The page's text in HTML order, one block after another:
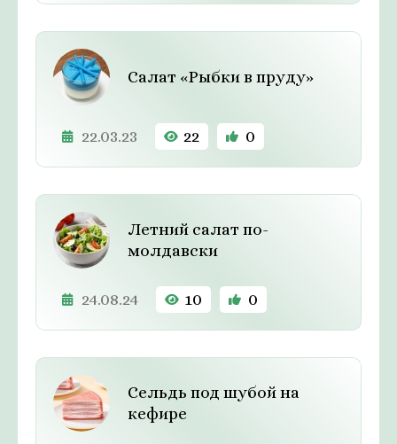
Салат «Рыбки в пруду»
22.03.23 22 0
Летний салат по-
молдавски
24.08.24 10 0
Сельдь под шубой на
кефире